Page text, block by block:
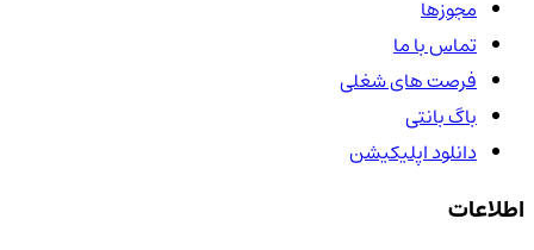
مجوزها
تماس با ما
فرصت های شغلی
باگ بانتی
دانلود اپلیکیشن
اطلاعات